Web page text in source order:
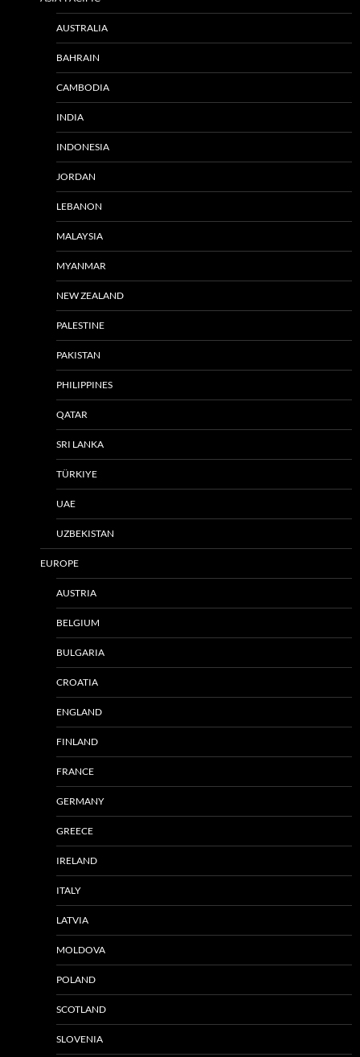
AUSTRALIA
BAHRAIN
CAMBODIA
INDIA
INDONESIA
JORDAN
LEBANON
MALAYSIA
MYANMAR
NEW ZEALAND
PALESTINE
PAKISTAN
PHILIPPINES
QATAR
SRI LANKA
TÜRKIYE
UAE
UZBEKISTAN
EUROPE
AUSTRIA
BELGIUM
BULGARIA
CROATIA
ENGLAND
FINLAND
FRANCE
GERMANY
GREECE
IRELAND
ITALY
LATVIA
MOLDOVA
POLAND
SCOTLAND
SLOVENIA